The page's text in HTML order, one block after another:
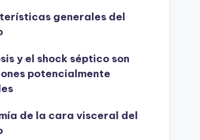
generales del
y el shock séptico son
potencialmente
de la cara visceral del